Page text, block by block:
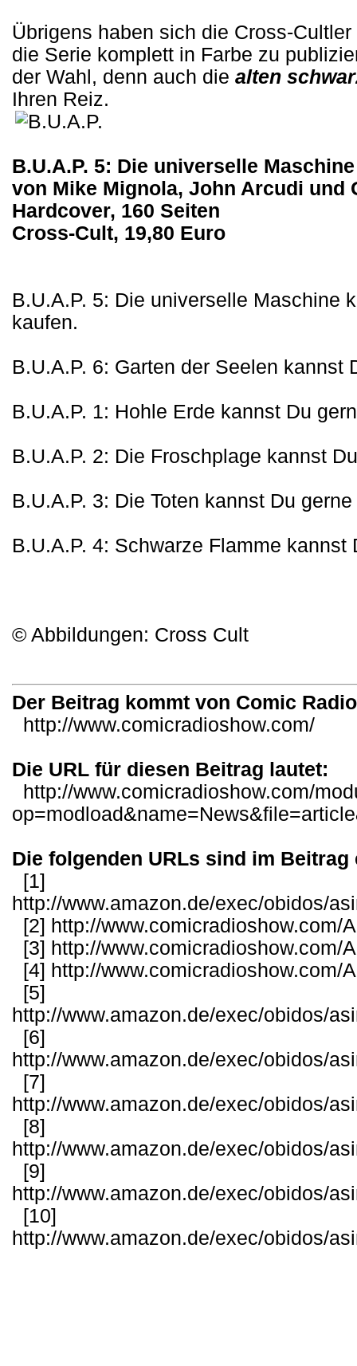
Übrigens haben sich die Cross-
die Serie komplett in Farbe zu
der Wahl, denn auch die alten
Ihren Reiz.
B.U.A.P. 5: Die universelle Maschine
von Mike Mignola, John Arcudi und
Hardcover, 160 Seiten
Cross-Cult, 19,80 Euro
B.U.A.P. 5: Die universelle Maschine
kaufen.
B.U.A.P. 6: Garten der Seelen kannst
B.U.A.P. 1: Hohle Erde kannst Du
B.U.A.P. 2: Die Froschplage kannst
B.U.A.P. 3: Die Toten kannst Du
B.U.A.P. 4: Schwarze Flamme
© Abbildungen: Cross Cult
Der Beitrag kommt von Comic
http://www.comicradioshow.com/
Die URL für diesen Beitrag lautet:
http://www.comicradioshow.com/
Die folgenden URLs sind im Beitrag
[1]
http://www.amazon.de/exec/obidos/
[2] http://www.comicradioshow.com/
[3] http://www.comicradioshow.com/
[4] http://www.comicradioshow.com/
[5]
http://www.amazon.de/exec/obidos/
[6]
http://www.amazon.de/exec/obidos/
[7]
http://www.amazon.de/exec/obidos/
[8]
http://www.amazon.de/exec/obidos/
[9]
http://www.amazon.de/exec/obidos/
[10]
http://www.amazon.de/exec/obidos/